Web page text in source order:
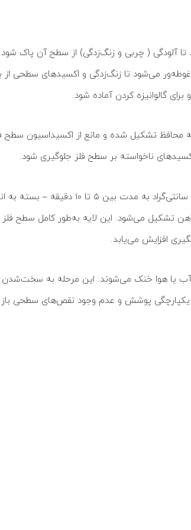
تا آلودگی ( چربی و زنگ‌زدگی) از سطح آن پاک
می‌شود تا زنگ‌زدگی و اکسیدهای سطحی از
گالوانیزه کردن آماده شود.
در این مرحله، پایه چراغ در یک حمام روی مذاب
می‌شود. این لایه به‌طور کامل سطح فلز
افزایش می‌یابد.
آب یا هوا خنک می‌شوند. این مرحله به
یکپارچگی پوشش و عدم وجود نقص‌های سطحی